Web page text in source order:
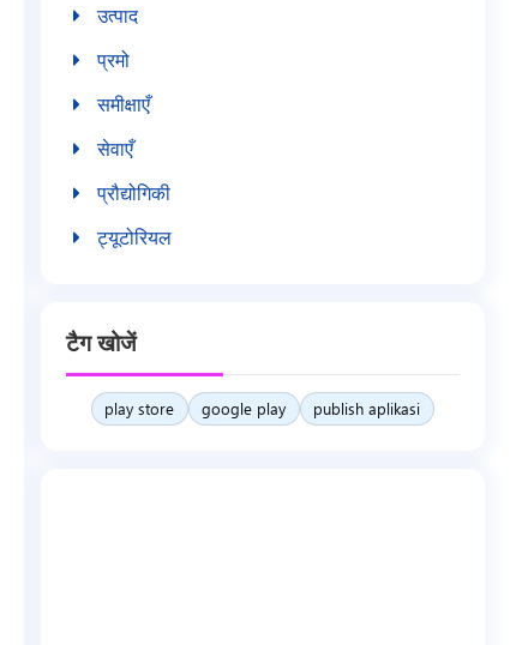
उत्पाद
प्रमो
समीक्षाएँ
सेवाएँ
प्रौद्योगिकी
ट्यूटोरियल
टैग खोजें
play store google play publish aplikasi